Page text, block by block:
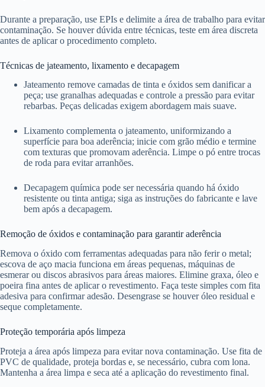
Durante a preparação, use EPIs e delimite a área de trabalho para evitar
contaminação. Se houver dúvida entre técnicas, teste em área discreta
antes de aplicar o procedimento completo.
Técnicas de jateamento, lixamento e decapagem
Jateamento remove camadas de tinta e óxidos sem danificar a
peça; use granalhas adequadas e controle a pressão para evitar
rebarbas. Peças delicadas exigem abordagem mais suave.
Lixamento complementa o jateamento, uniformizando a
superfície para boa aderência; inicie com grão médio e termine
com texturas que promovam aderência. Limpe o pó entre trocas
de roda para evitar arranhões.
Decapagem química pode ser necessária quando há óxido
resistente ou tinta antiga; siga as instruções do fabricante e lave
bem após a decapagem.
Remoção de óxidos e contaminação para garantir aderência
Remova o óxido com ferramentas adequadas para não ferir o metal;
escova de aço macia funciona em áreas pequenas, máquinas de
esmerar ou discos abrasivos para áreas maiores. Elimine graxa, óleo e
poeira fina antes de aplicar o revestimento. Faça teste simples com fita
adesiva para confirmar adesão. Desengrase se houver óleo residual e
seque completamente.
Proteção temporária após limpeza
Proteja a área após limpeza para evitar nova contaminação. Use fita de
PVC de qualidade, proteja bordas e, se necessário, cubra com lona.
Mantenha a área limpa e seca até a aplicação do revestimento final.